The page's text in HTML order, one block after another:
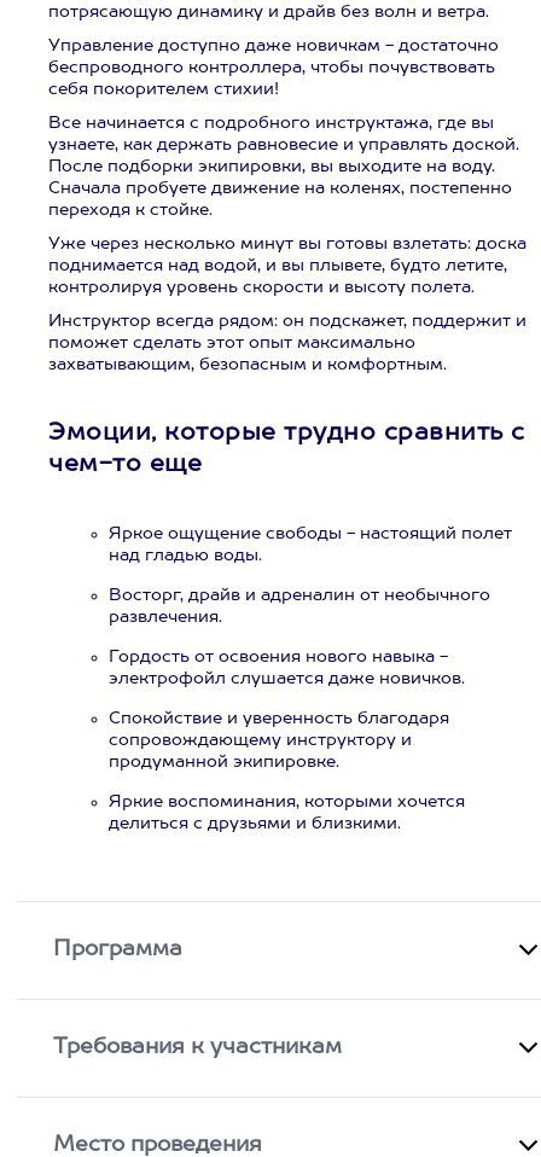
потрясающую динамику и драйв без волн и ветра.
Управление доступно даже новичкам - достаточно
беспроводного контроллера, чтобы почувствовать
себя покорителем стихии!
Все начинается с подробного инструктажа, где вы
узнаете, как держать равновесие и управлять доской.
После подборки экипировки, вы выходите на воду.
Сначала пробуете движение на коленях, постепенно
переходя к стойке.
Уже через несколько минут вы готовы взлетать: доска
поднимается над водой, и вы плывете, будто летите,
контролируя уровень скорости и высоту полета.
Инструктор всегда рядом: он подскажет, поддержит и
поможет сделать этот опыт максимально
захватывающим, безопасным и комфортным.
Эмоции, которые трудно сравнить с
чем-то еще
Яркое ощущение свободы - настоящий полет
над гладью воды.
Восторг, драйв и адреналин от необычного
развлечения.
Гордость от освоения нового навыка -
электрофойл слушается даже новичков.
Спокойствие и уверенность благодаря
сопровождающему инструктору и
продуманной экипировке.
Яркие воспоминания, которыми хочется
делиться с друзьями и близкими.
Программа
Требования к участникам
Место проведения